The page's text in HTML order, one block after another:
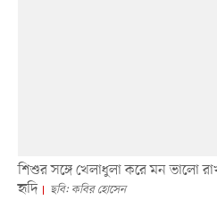
শিশুর সঙ্গে খেলাধুলা করে মন ভালো
হৃদি
ছবি: কবির হোসেন